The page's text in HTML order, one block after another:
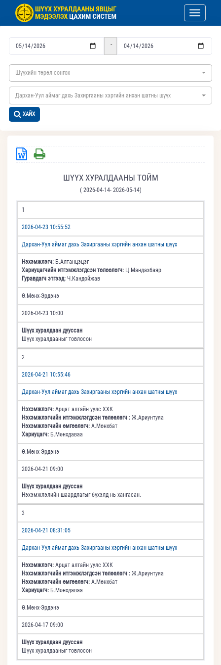
Toggle
-
Шүүхийн төрөл сонгох
Дархан-Уул аймаг дахь Захиргааны хэргийн анхан шатны шүүх
ХАЙХ
ШҮҮХ ХУРАЛДААНЫ ТОЙМ
( 2026-04-14- 2026-05-14)
1
2026-04-23 10:55:52
Дархан-Уул аймаг дахь Захиргааны хэргийн анхан шатны шүүх
Нэхэмжлэгч: Б.Алтанцэцэг
Хариуцагчийн итгэмжлэгдсэн төлөөлөгч: Ц.Мандахбаяр
Гуравдагч этгээд: Ч.Кандойжав
Ө.Мөнх-Эрдэнэ
2026-04-23 10:00
Шүүх хуралдаан дууссан
Шүүх хуралдааныг товлосон
2
2026-04-21 10:55:46
Дархан-Уул аймаг дахь Захиргааны хэргийн анхан шатны шүүх
Нэхэмжлэгч: Арцат алтайн уулс ХХК
Нэхэмжлэгчийн итгэмжлэгдсэн төлөөлөгч : Ж.Ариунтуяа
Нэхэмжлэгчийн өмгөөлөгч: А.Мөнхбат
Хариуцагч: Б.Мөнхдаваа
Ө.Мөнх-Эрдэнэ
2026-04-21 09:00
Шүүх хуралдаан дууссан
Нэхэмжлэлийн шаардлагыг бүхэлд нь хангасан.
3
2026-04-21 08:31:05
Дархан-Уул аймаг дахь Захиргааны хэргийн анхан шатны шүүх
Нэхэмжлэгч: Арцат алтайн уулс ХХК
Нэхэмжлэгчийн итгэмжлэгдсэн төлөөлөгч : Ж.Ариунтуяа
Нэхэмжлэгчийн өмгөөлөгч: А.Мөнхбат
Хариуцагч: Б.Мөнхдаваа
Ө.Мөнх-Эрдэнэ
2026-04-17 09:00
Шүүх хуралдаан дууссан
Шүүх хуралдааныг товлосон